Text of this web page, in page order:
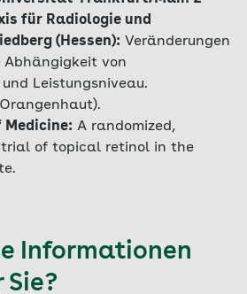
für Radiologie und
(Hessen): Veränderungen
Abhängigkeit von
Leistungsniveau.
A randomized,
of topical retinol in the
Informationen